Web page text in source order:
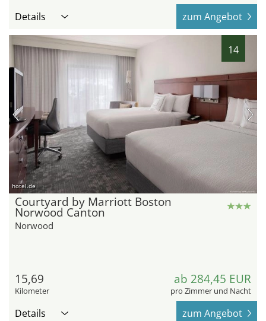
Details zum Angebot
14
hotel.de
Courtyard by Marriott Boston
Norwood Canton
Norwood
15,69
Kilometer
ab 284,45 EUR
pro Zimmer und Nacht
Details zum Angebot